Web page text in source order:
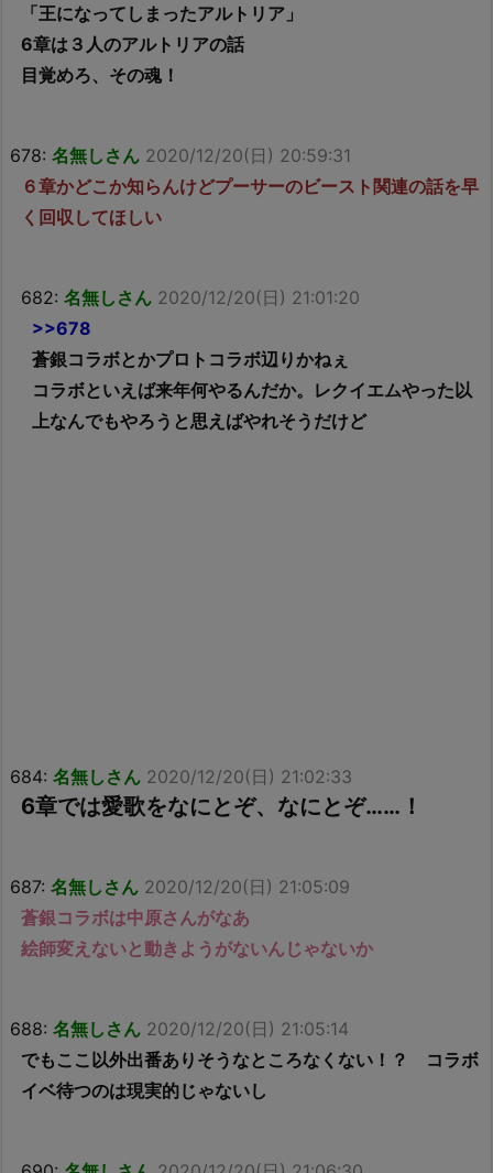
「王になってしまったアルトリア」
6章は３人のアルトリアの話
目覚めろ、その魂！
678: 名無しさん 2020/12/20(日) 20:59:31
６章かどこか知らんけどプーサーのビースト関連の話を早
く回収してほしい
682: 名無しさん 2020/12/20(日) 21:01:20
>>678
蒼銀コラボとかプロトコラボ辺りかねぇ
コラボといえば来年何やるんだか。レクイエムやった以
上なんでもやろうと思えばやれそうだけど
684: 名無しさん 2020/12/20(日) 21:02:33
6章では愛歌をなにとぞ、なにとぞ……！
687: 名無しさん 2020/12/20(日) 21:05:09
蒼銀コラボは中原さんがなあ
絵師変えないと動きようがないんじゃないか
688: 名無しさん 2020/12/20(日) 21:05:14
でもここ以外出番ありそうなところなくない！？ コラボ
イベ待つのは現実的じゃないし